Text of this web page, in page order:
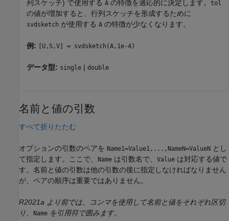
列スケッチ) で使用する A の特徴を適応的に決定します。 tol
の値が増加すると、行列スケッチを形成するために
svdsketch が使用する A の特徴が少なくなります。
例: [U,S,V] = svdsketch(A,1e-4)
データ型: single | double
名前と値の引数
すべて折りたたむ
オプションの引数のペアを Name1=Value1,...,NameN=ValueN とし
て指定します。ここで、
Name は引数名で、 Value は対応する値で
す。名前と値の引数は他の引数の後に指定しなければなりません
が、ペアの順序は重要ではありません。
R2021a より前では、コンマを使用して名前と値をそれぞれ区切
り、
Name を引用符で囲みます。